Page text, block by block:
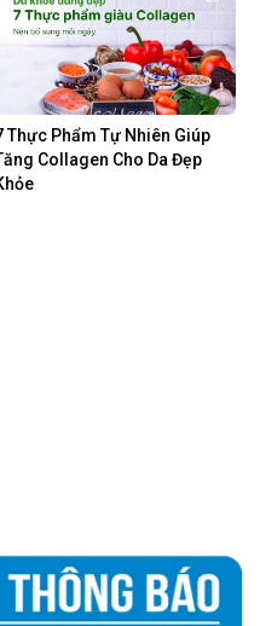
Thực Phẩm Tự Nhiên Giúp
Collagen Cho Da Đẹp